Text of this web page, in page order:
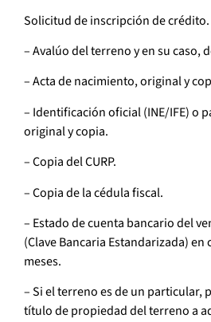
Solicitud de inscripción de crédito.
– Avalúo del terreno y en su caso,
– Acta de nacimiento, original y
– Identificación oficial (INE/IFE) o
original y copia.
– Copia del CURP.
– Copia de la cédula fiscal.
– Estado de cuenta bancario del
(Clave Bancaria Estandarizada)
meses.
– Si el terreno es de un particular,
título de propiedad del terreno a